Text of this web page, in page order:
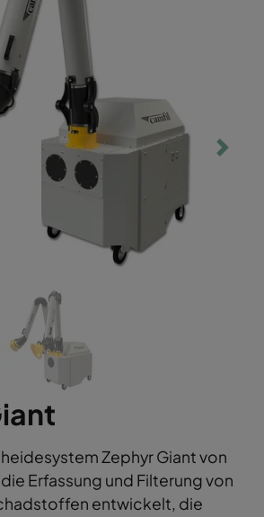
Zephyr Giant von
Erfassung und Filterung von
entwickelt, die